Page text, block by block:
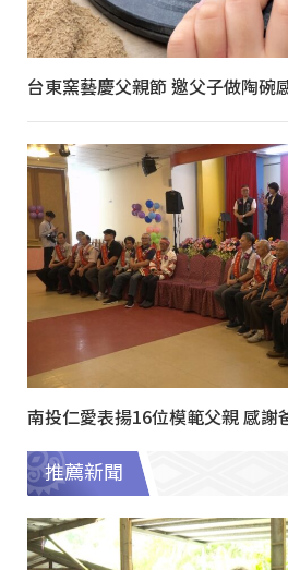
台東窯藝慶父親節 邀父子做陶碗
南投仁愛表揚16位模範父親 感謝
推薦新聞